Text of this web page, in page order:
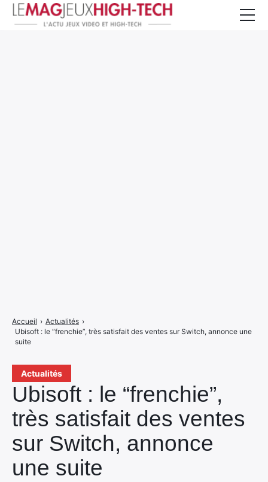
Actualités
Ubisoft : le “frenchie”,
très satisfait des ventes
sur Switch, annonce
une suite
Accueil › Actualités ›
Ubisoft : le “frenchie”, très satisfait des ventes sur Switch, annonce une
suite